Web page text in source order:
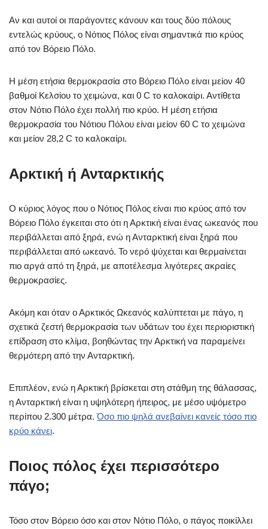
Αν και αυτοί οι παράγοντες κάνουν και τους δύο πόλους
εντελώς κρύους, ο Νότιος Πόλος είναι σημαντικά πιο κρύος
από τον Βόρειο Πόλο.
Η μέση ετήσια θερμοκρασία στο Βόρειο Πόλο είναι μείον 40
βαθμοί Κελσίου το χειμώνα, και 0 C το καλοκαίρι. Αντίθετα
στον Νότιο Πόλο έχει πολλή πιο κρύο. Η μέση ετήσια
θερμοκρασία του Νότιου Πόλου είναι μείον 60 C το χειμώνα
και μείον 28,2 C το καλοκαίρι.
Αρκτική ή Ανταρκτικής
Ο κύριος λόγος που ο Νότιος Πόλος είναι πιο κρύος από τον
Βόρειο Πόλο έγκειται στο ότι η Αρκτική είναι ένας ωκεανός που
περιβάλλεται από ξηρά, ενώ η Ανταρκτική είναι ξηρά που
περιβάλλεται από ωκεανό. Το νερό ψύχεται και θερμαίνεται
πιο αργά από τη ξηρά, με αποτέλεσμα λιγότερες ακραίες
θερμοκρασίες.
Ακόμη και όταν ο Αρκτικός Ωκεανός καλύπτεται με πάγο, η
σχετικά ζεστή θερμοκρασία των υδάτων του έχει περιοριστική
επίδραση στο κλίμα, βοηθώντας την Αρκτική να παραμείνει
θερμότερη από την Ανταρκτική.
Επιπλέον, ενώ η Αρκτική βρίσκεται στη στάθμη της θάλασσας,
η Ανταρκτική είναι η υψηλότερη ήπειρος, με μέσο υψόμετρο
περίπου 2.300 μέτρα.Όσο πιο ψηλά ανεβαίνει κανείς τόσο πιο
κρύο κάνει.
Ποιος πόλος έχει περισσότερο
πάγο;
Τόσο στον Βόρειο όσο και στον Νότιο Πόλο, ο πάγος ποικίλλει